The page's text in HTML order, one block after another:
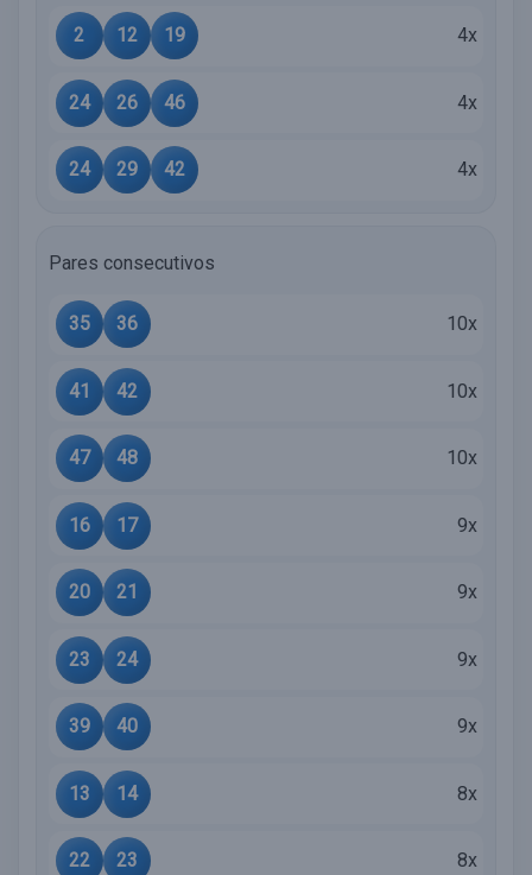
2 12 19 4x
24 26 46 4x
24 29 42 4x
Pares consecutivos
35 36 10x
41 42 10x
47 48 10x
16 17 9x
20 21 9x
23 24 9x
39 40 9x
13 14 8x
22 23 8x